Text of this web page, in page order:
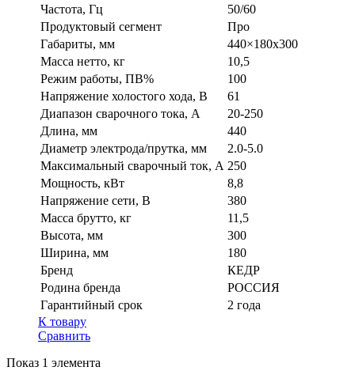
Частота, Гц
50/60
Продуктовый сегмент
Про
Габариты, мм
440×180х300
Масса нетто, кг
10,5
Режим работы, ПВ%
100
Напряжение холостого хода, В
61
Диапазон сварочного тока, А
20-250
Длина, мм
440
Диаметр электрода/прутка, мм
2.0-5.0
Максимальный сварочный ток, А 250
Мощность, кВт
8,8
Напряжение сети, В
380
Масса брутто, кг
11,5
Высота, мм
300
Ширина, мм
180
Бренд
КЕДР
Родина бренда
РОССИЯ
Гарантийный срок
2 года
К товару
Сравнить
Показ 1 элемента